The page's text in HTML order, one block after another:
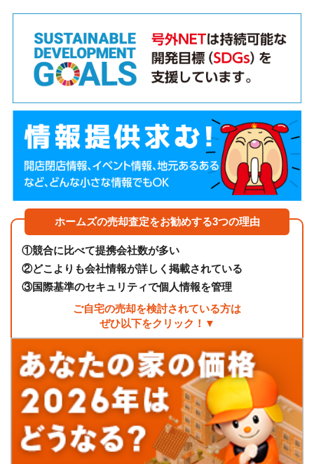
ホームズの売却査定をお勧めする3つの理由
①競合に比べて提携会社数が多い
②どこよりも会社情報が詳しく掲載されている
③国際基準のセキュリティで個人情報を管理
ご自宅の売却を検討されている方は
ぜひ以下をクリック！▼